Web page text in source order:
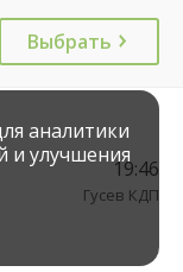
Выбрать
19:46
Гусев КДП
аналитики
и улучшения